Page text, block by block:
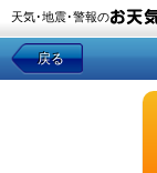
天気･地震･警報の
戻る